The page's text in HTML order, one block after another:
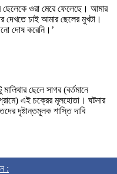
ওরা মেরে ফেলেছে। আমার
চাই আমার ছেলের মুখটা।
দোষ করেনি।’
ছেলে সাগর (বর্তমানে
গ্রামে) এই চক্রের মূলহোতা। ঘটনার
দৃষ্টান্তমূলক শাস্তি দাবি
: